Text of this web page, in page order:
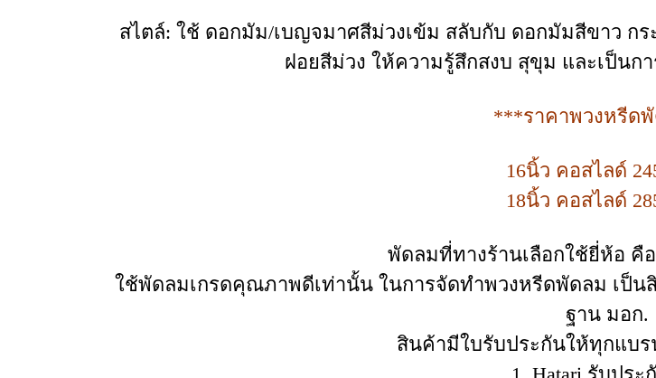
สไตล์: ใช้ ดอกมัม/เบญจมาศสีม่วงเข้ม สลับกับ ดอกมัมสีขาว ก
ฝอยสีม่วง ให้ความรู้สึกสงบ สุขุม และเป็นก
***ราคาพวงหรีด
16นิ้ว คอสไลด์
18นิ้ว คอสไลด์
พัดลมที่ทางร้านเลือกใช้ยี่ห้อ คือ
ใช้พัดลมเกรดคุณภาพดีเท่านั้น ในการจัดทำพวงหรีดพัดลม เป็น
ฐาน มอก.
สินค้ามีใบรับประกันให้ทุกแบ
1. Hatari รับประ